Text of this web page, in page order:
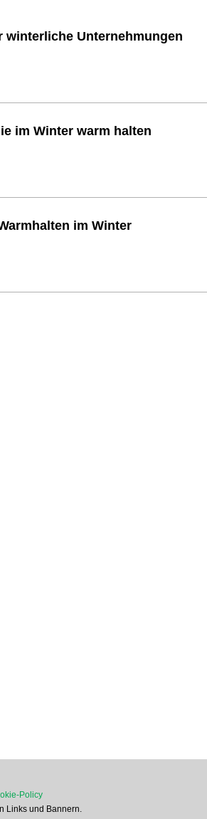
winterliche Unternehmungen
im Winter warm halten
im Winter
Policy
Links und Bannern.